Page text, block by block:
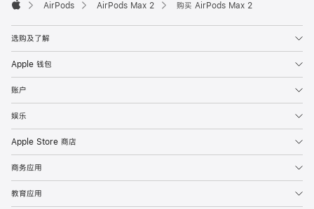
AirPods AirPods Max 2 购买 AirPods Max 2
选购及了解
Apple 钱包
账户
娱乐
Apple Store 商店
商务应用
教育应用